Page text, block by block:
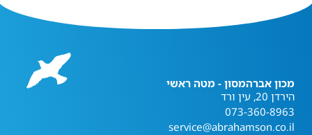
מכון אברהמסון - מטה ראשי
הירדן 20, עין ורד
073-360-8963
service@abrahamson.co.il